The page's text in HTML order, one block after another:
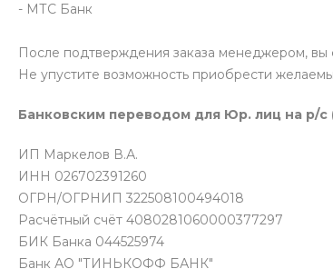
- МТС Банк
После подтверждения заказа менеджером,
Не упустите возможность приобрести
Банковским переводом для Юр. лиц на р/с
ИП Маркелов В.А.
ИНН 026702391260
ОГРН/ОГРНИП 322508100494018
Расчётный счёт 4080281060000377297
БИК Банка 044525974
Банк АО "ТИНЬКОФФ БАНК"